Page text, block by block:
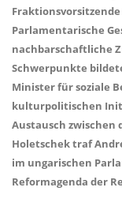
Parlamentarische
nachbarschaftliche
Schwerpunkte
Minister für soziale
kulturpolitischen
Austausch zwischen
Holetschek traf
im ungarischen
Reformagenda der